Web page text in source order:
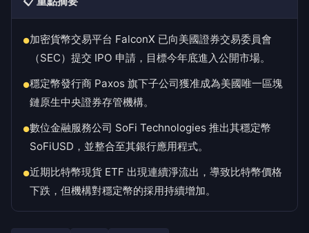
●加密貨幣交易平台 FalconX 已向美國證券交易委員會
（SEC）提交 IPO 申請，目標今年底進入公開市場。
●穩定幣發行商 Paxos 旗下子公司獲准成為美國唯一區塊
鏈原生中央證券存管機構。
●數位金融服務公司 SoFi Technologies 推出其穩定幣
SoFiUSD，並整合至其銀行應用程式。
●近期比特幣現貨 ETF 出現連續淨流出，導致比特幣價格
下跌，但機構對穩定幣的採用持續增加。